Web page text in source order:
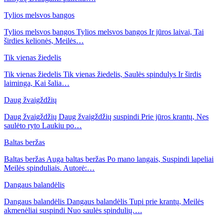
Tylios melsvos bangos
Tylios melsvos bangos Tylios melsvos bangos Ir jūros laivai, Tai
širdies kelionės, Meilės…
Tik vienas žiedelis
Tik vienas žiedelis Tik vienas žiedelis, Saulės spindulys Ir širdis
laiminga, Kai šalia…
Daug žvaigždžių
Daug žvaigždžių Daug žvaigždžių suspindi Prie jūros krantų, Nes
saulėto ryto Laukiu po…
Baltas beržas
Baltas beržas Auga baltas beržas Po mano langais, Suspindi lapeliai
Meilės spinduliais. Autorė:…
Dangaus balandėlis
Dangaus balandėlis Dangaus balandėlis Tupi prie krantų, Meilės
akmenėliai suspindi Nuo saulės spindulių….